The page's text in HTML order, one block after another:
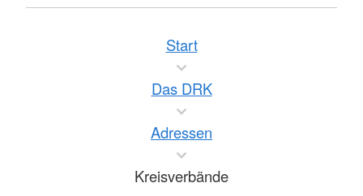
Start
Das DRK
Adressen
Kreisverbände